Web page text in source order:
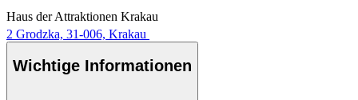
Haus der Attraktionen Krakau
2 Grodzka, 31-006, Krakau
Wichtige Informationen